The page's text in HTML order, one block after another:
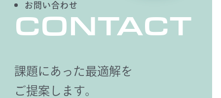
お問い合わせ
CONTACT
課題にあった最適解を
ご提案します。